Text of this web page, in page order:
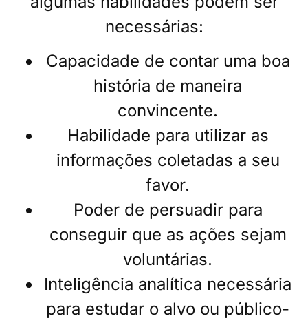
necessárias:
Capacidade de contar uma boa
história de maneira
convincente.
Habilidade para utilizar as
informações coletadas a seu
favor.
Poder de persuadir para
conseguir que as ações sejam
voluntárias.
Inteligência analítica necessária
para estudar o alvo ou público-